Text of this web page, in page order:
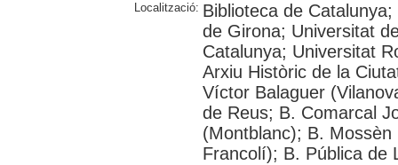
Localització: Biblioteca de
de Girona; Universitat
Catalunya; Universitat
Arxiu Històric de la
Víctor Balaguer
de Reus; B. Comarcal
(Montblanc); B.
Francolí); B. Pública de